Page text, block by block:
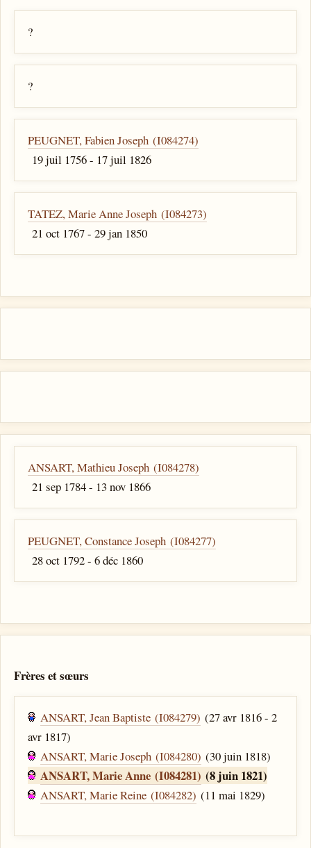
?
?
PEUGNET, Fabien Joseph (I084274)
19 juil 1756 - 17 juil 1826
TATEZ, Marie Anne Joseph (I084273)
21 oct 1767 - 29 jan 1850
ANSART, Mathieu Joseph (I084278)
21 sep 1784 - 13 nov 1866
PEUGNET, Constance Joseph (I084277)
28 oct 1792 - 6 déc 1860
Frères et sœurs
ANSART, Jean Baptiste (I084279) (27 avr 1816 - 2
avr 1817)
ANSART, Marie Joseph (I084280) (30 juin 1818)
ANSART, Marie Anne (I084281) (8 juin 1821)
ANSART, Marie Reine (I084282) (11 mai 1829)